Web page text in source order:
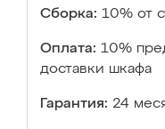
Сборка: 10% от
Оплата: 10%
доставки шкафа
Гарантия: 24